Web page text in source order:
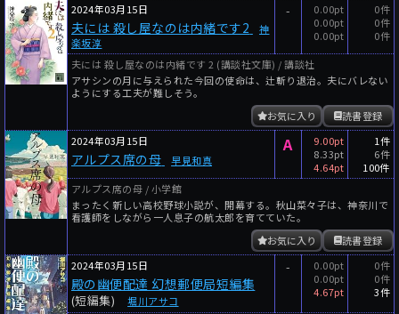
2024年03月15日
夫には 殺し屋なのは内緒です2
神
楽坂淳
-
0.00pt
0.00pt
0.00pt
0件
0件
0件
夫には 殺し屋なのは内緒です 2 (講談社文庫) / 講談社
アサシンの月に与えられた今回の使命は、辻斬り退治。夫にバレない
ようにする工夫が難しそう。
読書登録
お気に入り
2024年03月15日
アルプス席の母 早見和真
A
9.00pt
8.33pt
4.64pt
1件
6件
100件
アルプス席の母 / 小学館
まったく新しい高校野球小説が、開幕する。秋山菜々子は、神奈川で
看護師をしながら一人息子の航太郎を育てていた。
読書登録
お気に入り
2024年03月15日
殿の幽便配達 幻想郵便局短編集
(短編集) 堀川アサコ
-
0.00pt
0.00pt
4.67pt
0件
0件
3件